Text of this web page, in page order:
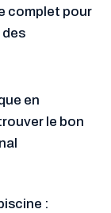
complet pour
des
en
le bon
: